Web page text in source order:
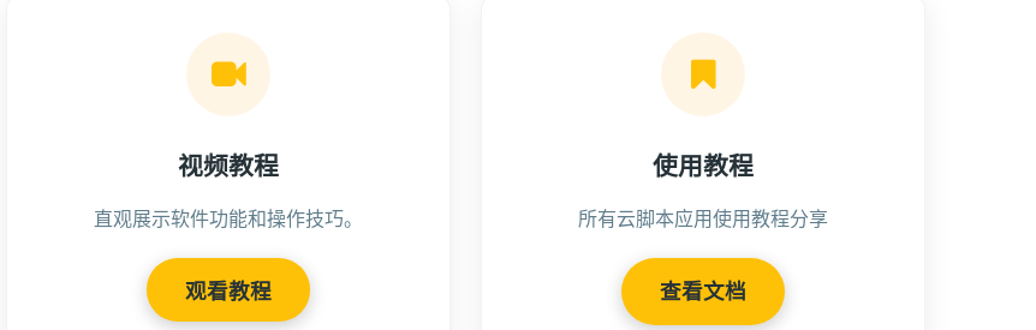
视频教程
直观展示软件功能和操作技巧。
观看教程
使用教程
所有云脚本应用使用教程分享
查看文档